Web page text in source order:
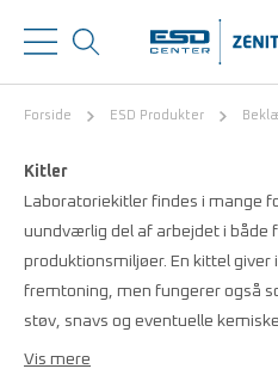
Forside ESD Produkter
Kitler
Laboratoriekitler findes i mange
uundværlig del af arbejdet i både
produktionsmiljøer. En kittel giver
fremtoning, men fungerer også
støv, snavs og eventuelle
Vis mere